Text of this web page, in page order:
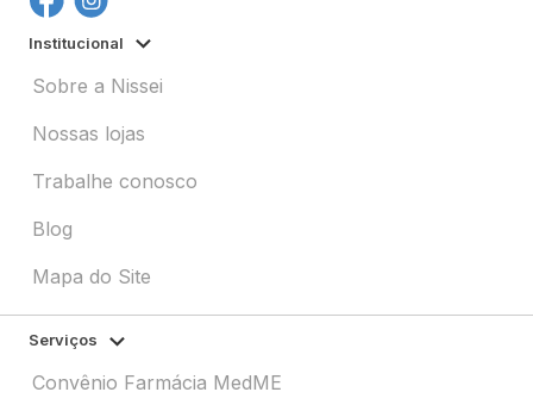
Institucional
Sobre a Nissei
Nossas lojas
Trabalhe conosco
Blog
Mapa do Site
Serviços
Convênio Farmácia MedME